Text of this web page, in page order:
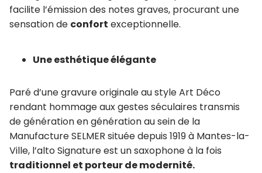
facilite l’émission des notes graves, procurant une
sensation de confort exceptionnelle.
Une esthétique élégante
Paré d’une gravure originale au style Art Déco
rendant hommage aux gestes séculaires transmis
de génération en génération au sein de la
Manufacture SELMER située depuis 1919 à Mantes-la-
Ville, l’alto Signature est un saxophone à la fois
traditionnel et porteur de modernité.